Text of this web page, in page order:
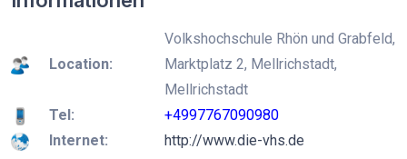
Location:
Volkshochschule Rhön und Grabfeld,
Marktplatz 2, Mellrichstadt,
Mellrichstadt
Tel:
+4997767090980
Internet:
http://www.die-vhs.de